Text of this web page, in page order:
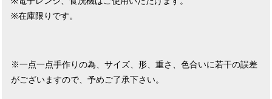
※在庫限りです。
※一点一点手作りの為、サイズ、形、重さ、色合いに若干の誤差
がございますので、予めご了承下さい。